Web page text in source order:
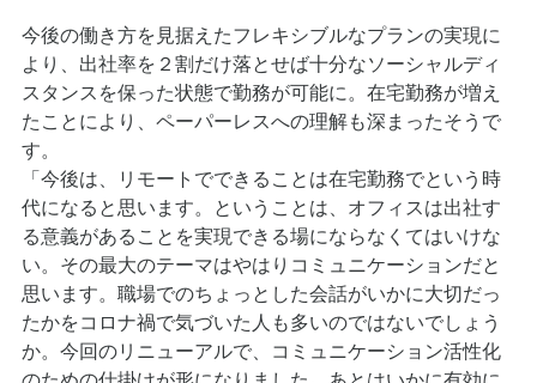
より、出社率を２割だけ落とせば十分なソーシャルディ
スタンスを保った状態で勤務が可能に。在宅勤務が増え
たことにより、ペーパーレスへの理解も深まったそうで
す。
「今後は、リモートでできることは在宅勤務でという時
代になると思います。ということは、オフィスは出社す
る意義があることを実現できる場にならなくてはいけな
い。その最大のテーマはやはりコミュニケーションだと
思います。職場でのちょっとした会話がいかに大切だっ
たかをコロナ禍で気づいた人も多いのではないでしょう
か。今回のリニューアルで、コミュニケーション活性化
のための仕掛けが形になりました。あとはいかに有効に